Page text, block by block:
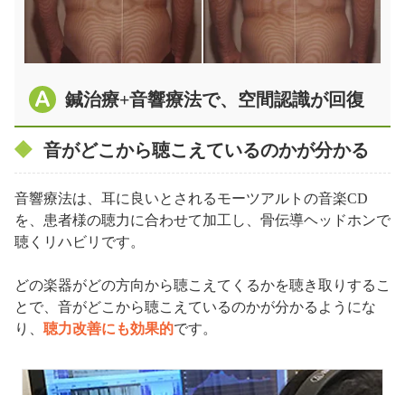
鍼治療+音響療法で、空間認識が回復
音がどこから聴こえているのかが分かる
音響療法は、耳に良いとされるモーツアルトの音楽CD
を、患者様の聴力に合わせて加工し、骨伝導ヘッドホンで
聴くリハビリです。
どの楽器がどの方向から聴こえてくるかを聴き取りするこ
とで、音がどこから聴こえているのかが分かるようにな
り、 聴力改善にも効果的です。